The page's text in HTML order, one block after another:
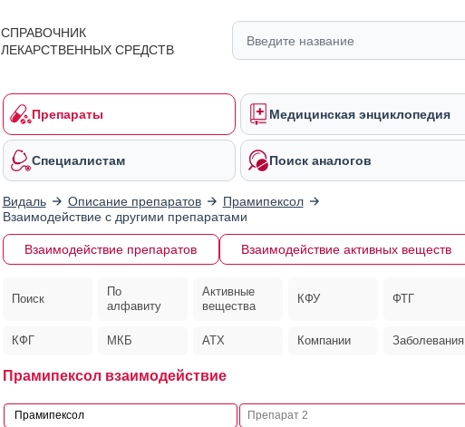
СПРАВОЧНИК
ЛЕКАРСТВЕННЫХ СРЕДСТВ
Препараты Медицинская энциклопедия
Специалистам Поиск аналогов
Видаль Описание препаратов
Прамипексол
Взаимодействие с другими препаратами
Взаимодействие препаратов Взаимодействие активных веществ
Поиск
По
алфавиту
Активные
вещества
КФУ ФТГ
КФГ МКБ АТХ Компании Заболевания
Прамипексол взаимодействие